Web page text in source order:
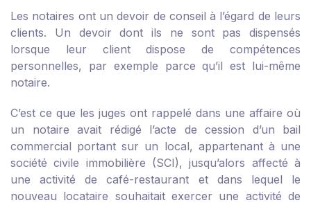
Les notaires ont un devoir de conseil à l’égard de leurs
clients. Un devoir dont ils ne sont pas dispensés
lorsque leur client dispose de compétences
personnelles, par exemple parce qu’il est lui-même
notaire.
C’est ce que les juges ont rappelé dans une affaire où
un notaire avait rédigé l’acte de cession d’un bail
commercial portant sur un local, appartenant à une
société civile immobilière (SCI), jusqu’alors affecté à
une activité de café-restaurant et dans lequel le
nouveau locataire souhaitait exercer une activité de